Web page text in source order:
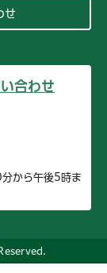
せ
合わせ
から午後5時ま